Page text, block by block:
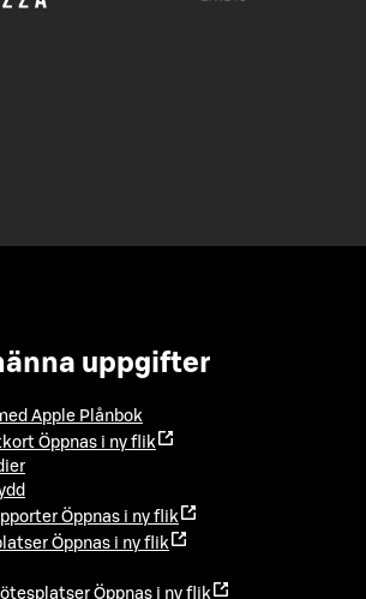
uppgifter
Apple Plånbok
Öppnas i ny flik
Öppnas i ny flik
Öppnas i ny flik
Öppnas i ny flik